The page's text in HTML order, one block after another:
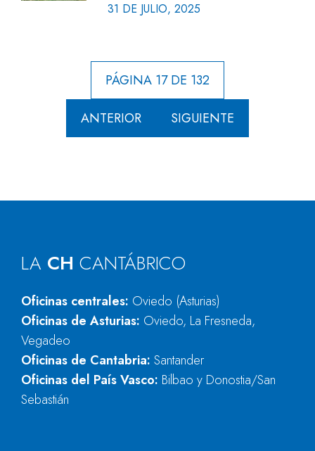
31 DE JULIO, 2025
PÁGINA 17 DE 132
ANTERIOR SIGUIENTE
LA CH CANTÁBRICO
Oficinas centrales: Oviedo (Asturias)
Oficinas de Asturias: Oviedo, La Fresneda,
Vegadeo
Oficinas de Cantabria: Santander
Oficinas del País Vasco: Bilbao y Donostia/San
Sebastián